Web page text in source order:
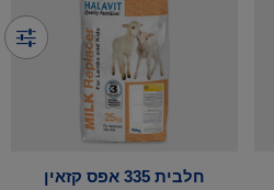
חלבית 335 אפס קזאין